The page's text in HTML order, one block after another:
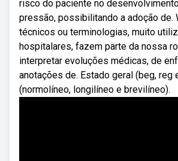
risco do paciente no
pressão, possibilitando a adoção de.
técnicos ou terminologias, muito
hospitalares, fazem parte da nossa
interpretar evoluções médicas, de
anotações de. Estado geral (beg, reg
(normolíneo, longilíneo e brevilíneo).